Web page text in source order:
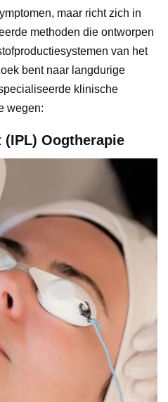
maar richt zich in
methoden die ontworpen
van het
bent naar langdurige
klinische
wegen:
Oogtherapie